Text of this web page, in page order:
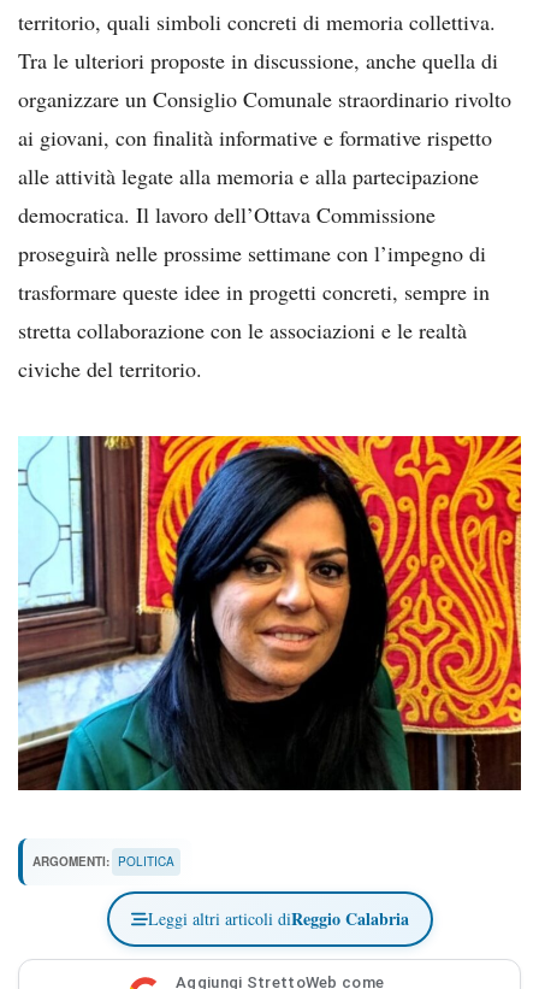
territorio, quali simboli concreti di memoria collettiva.
Tra le ulteriori proposte in discussione, anche quella di
organizzare un Consiglio Comunale straordinario rivolto
ai giovani, con finalità informative e formative rispetto
alle attività legate alla memoria e alla partecipazione
democratica. Il lavoro dell’Ottava Commissione
proseguirà nelle prossime settimane con l’impegno di
trasformare queste idee in progetti concreti, sempre in
stretta collaborazione con le associazioni e le realtà
civiche del territorio.
ARGOMENTI: POLITICA
Leggi altri articoli diReggio Calabria
Aggiungi StrettoWeb come